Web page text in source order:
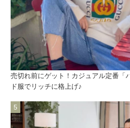
売切れ前にゲット！カジュアル定番「
ド服でリッチに格上げ♪